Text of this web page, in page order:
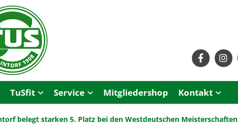
TuSfit Service Mitgliedershop Kontakt
belegt starken 5. Platz bei den Westdeutschen Meisterschaften